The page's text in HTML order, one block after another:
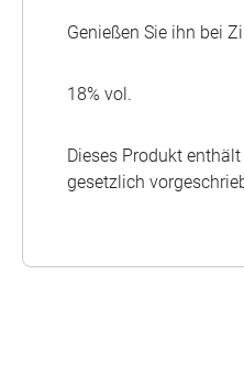
Genießen Sie ihn bei
18% vol.
Dieses Produkt
gesetzlich